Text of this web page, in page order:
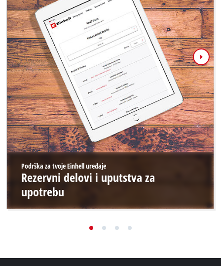
Podrška za tvoje Einhell uređaje
Rezervni delovi i uputstva za
upotrebu